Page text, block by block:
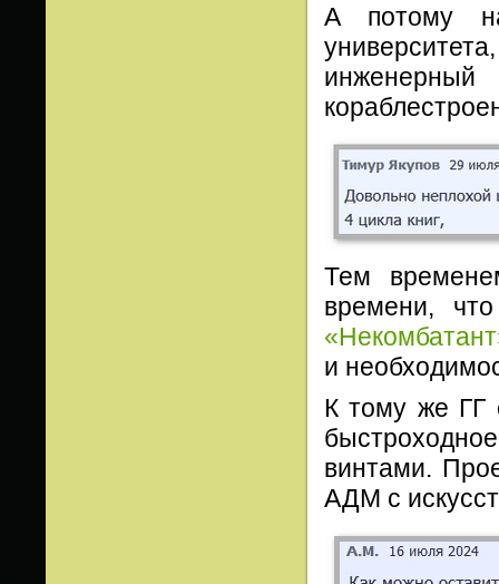
А потому
Тем
времени,
и
К тому же ГГ
винтами.
АДМ с